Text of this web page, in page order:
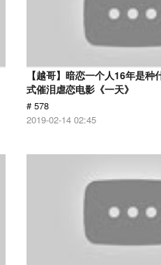
【越哥】暗恋一个人16年是种
式催泪虐恋电影《一天》
# 578
2019-02-14 02:45